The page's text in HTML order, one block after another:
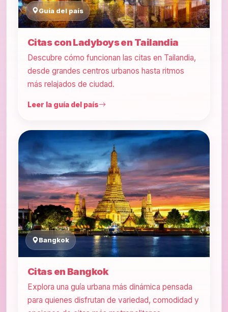
Guía del país
Citas con Ladyboys en Tailandia
Descubre cómo funcionan las citas en Tailandia,
desde grandes centros urbanos hasta ritmos
más relajados de ciudad.
Leer la guía del país
Bangkok
Citas en Bangkok
Explora una guía urbana más dinámica pensada
para quienes disfrutan de variedad, comodidad y